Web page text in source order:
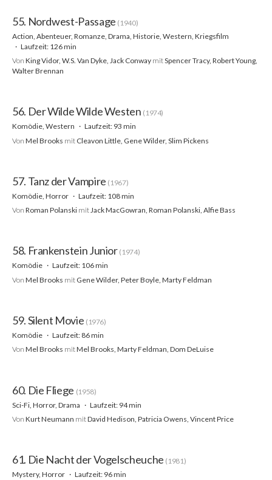
55. Nordwest-Passage (1940)
Action, Abenteuer, Romanze, Drama, Historie, Western, Kriegsfilm
Laufzeit: 126 min
Von King Vidor, W.S. Van Dyke, Jack Conway mitSpencer Tracy, Robert Young,
Walter Brennan
56. Der Wilde Wilde Westen (1974)
Komödie, Western
Laufzeit: 93 min
Von Mel Brooks mit Cleavon Little, Gene Wilder, Slim Pickens
57. Tanz der Vampire (1967)
Komödie, Horror
Laufzeit: 108 min
Von Roman Polanski mitJack MacGowran, Roman Polanski, Alfie Bass
58. Frankenstein Junior (1974)
Komödie
Laufzeit: 106 min
Von Mel Brooks mit Gene Wilder, Peter Boyle, Marty Feldman
59. Silent Movie (1976)
Komödie
Laufzeit: 86 min
Von Mel Brooks mitMel Brooks, Marty Feldman, Dom DeLuise
60. Die Fliege (1958)
Sci-Fi, Horror, Drama
Laufzeit: 94 min
Von Kurt Neumann mitDavid Hedison, Patricia Owens, Vincent Price
61. Die Nacht der Vogelscheuche (1981)
Mystery, Horror
Laufzeit: 96 min